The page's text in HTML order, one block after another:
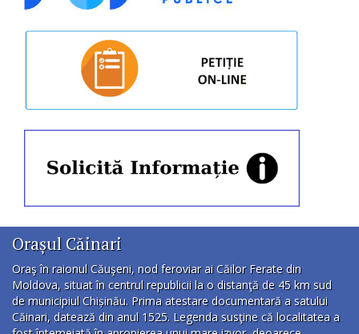
Orașul Căinari
Oraş în raionul Căuşeni, nod feroviar ai Căilor Ferate din
Moldova, situat în centrul republicii la o distanţă de 45 km sud
de municipiul Chișinău. Prima atestare documentară a satului
Căinari, datează din anul 1525. Legenda susţine că localitatea a